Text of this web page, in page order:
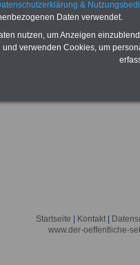
Startseite Kontakt
www.der-oeffentliche-
&
Daten verwendet.
nutzen, um Anzeigen
verwenden Cookies, um